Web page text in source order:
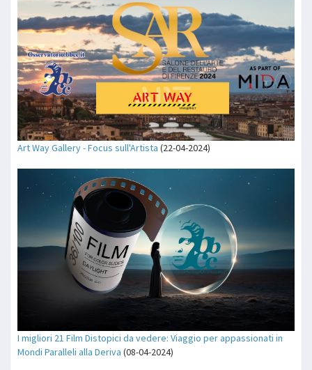
Art Way Gallery - Focus sull'Artista (22-04-2024)
I migliori 21 Film Distopici da vedere: Viaggio per appassionati in
Mondi Paralleli alla Deriva (08-04-2024)